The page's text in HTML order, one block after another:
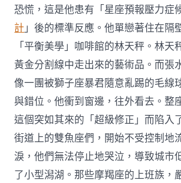
恐慌，這是他患有「星座預報壓力症
計」後的標準反應。他單戀著住在隔
「平衡美學」咖啡館的林天秤。林天
黃金分割線中走出來的藝術品。而張
像一團被獅子座暴君隨意亂踢的毛線
與錯位。他衝到窗邊，往外看去。整
這個突如其來的「超級修正」而陷入
街道上的雙魚座們，開始不受控制地
淚，他們無法停止地哭泣，導致城市
了小型潟湖。那些摩羯座的上班族，